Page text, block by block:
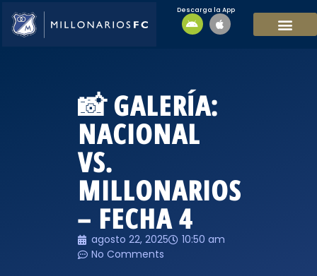
Descarga la App
📸 GALERÍA:
NACIONAL
VS.
MILLONARIOS
– FECHA 4
agosto 22, 2025
10:50 am
No Comments